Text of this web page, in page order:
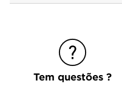
Tem questões ?